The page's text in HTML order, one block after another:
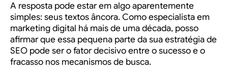
A resposta pode estar em algo aparentemente
simples: seus textos âncora. Como especialista em
marketing digital há mais de uma década, posso
afirmar que essa pequena parte da sua estratégia de
SEO pode ser o fator decisivo entre o sucesso e o
fracasso nos mecanismos de busca.